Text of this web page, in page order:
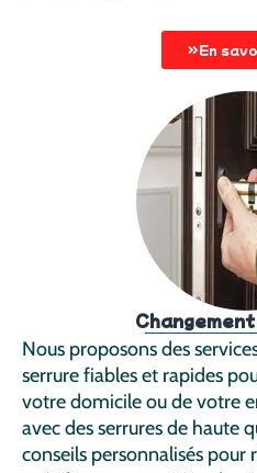
En
Nous proposons des
serrure fiables et rapides
votre domicile ou de votre
avec des serrures de haute
conseils personnalisés pour